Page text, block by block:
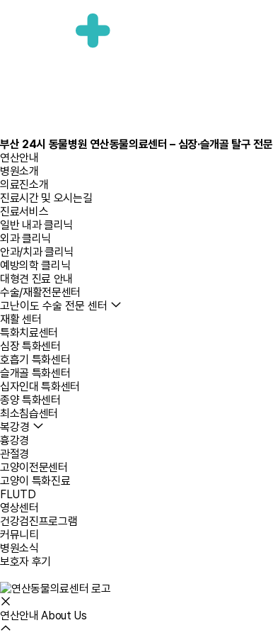
부산 24시 동물병원 연산동물의료센터 – 심장·슬개골 탈구 전문
연산안내
병원소개
의료진소개
진료시간 및 오시는길
진료서비스
일반 내과 클리닉
외과 클리닉
안과/치과 클리닉
예방의학 클리닉
대형견 진료 안내
수술/재활전문센터
고난이도 수술 전문 센터
재활 센터
특화치료센터
심장 특화센터
호흡기 특화센터
슬개골 특화센터
십자인대 특화센터
종양 특화센터
최소침습센터
복강경
흉강경
관절경
고양이전문센터
고양이 특화진료
FLUTD
영상센터
건강검진프로그램
커뮤니티
병원소식
보호자 후기
연산안내About Us